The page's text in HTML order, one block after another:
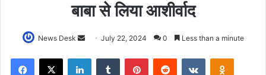
बाबा से लिया आशीर्वाद
News Desk
SendJuly 22, 2024 0 Less than a minute
Facebook
X LinkedInTumblr PinterestReddit VKontakte